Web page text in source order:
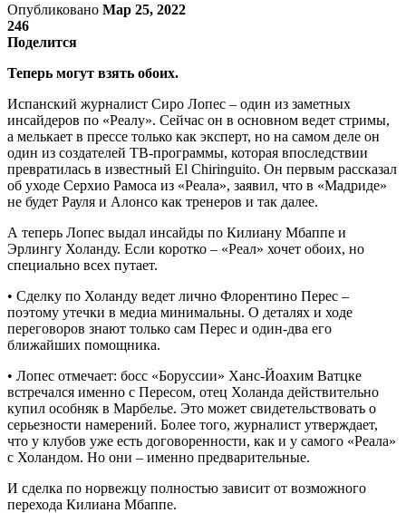
Опубликовано Мар 25, 2022
246
Поделится
Теперь могут взять обоих.
Испанский журналист Сиро Лопес – один из заметных
инсайдеров по «Реалу». Сейчас он в основном ведет стримы,
а мелькает в прессе только как эксперт, но на самом деле он
один из создателей ТВ-программы, которая впоследствии
превратилась в известный El Chiringuito. Он первым рассказал
об уходе Серхио Рамоса из «Реала», заявил, что в «Мадриде»
не будет Рауля и Алонсо как тренеров и так далее.
А теперь Лопес выдал инсайды по Килиану Мбаппе и
Эрлингу Холанду. Если коротко – «Реал» хочет обоих, но
специально всех путает.
•‎ Сделку по Холанду ведет лично Флорентино Перес –
поэтому утечки в медиа минимальны. О деталях и ходе
переговоров знают только сам Перес и один-два его
ближайших помощника.
•‎ Лопес отмечает: босс «Боруссии» Ханс-Йоахим Ватцке
встречался именно с Пересом, отец Холанда действительно
купил особняк в Марбелье. Это может свидетельствовать о
серьезности намерений. Более того, журналист утверждает,
что у клубов уже есть договоренности, как и у самого «Реала»
с Холандом. Но они – именно предварительные.
И сделка по норвежцу полностью зависит от возможного
перехода Килиана Мбаппе.